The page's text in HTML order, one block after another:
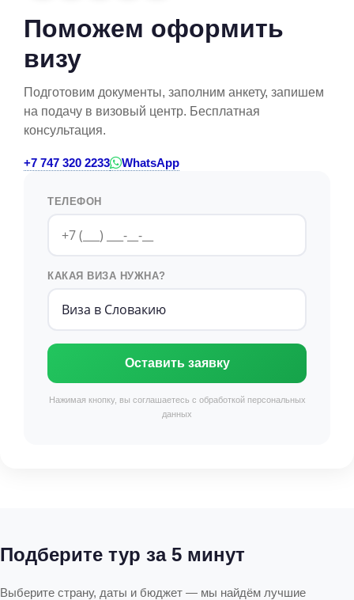
Поможем оформить
визу
Подготовим документы, заполним анкету, запишем
на подачу в визовый центр. Бесплатная
консультация.
+7 747 320 2233 WhatsApp
ТЕЛЕФОН
КАКАЯ ВИЗА НУЖНА?
Оставить заявку
Нажимая кнопку, вы соглашаетесь с обработкой персональных
данных
Подберите тур за 5 минут
Выберите страну, даты и бюджет — мы найдём лучшие